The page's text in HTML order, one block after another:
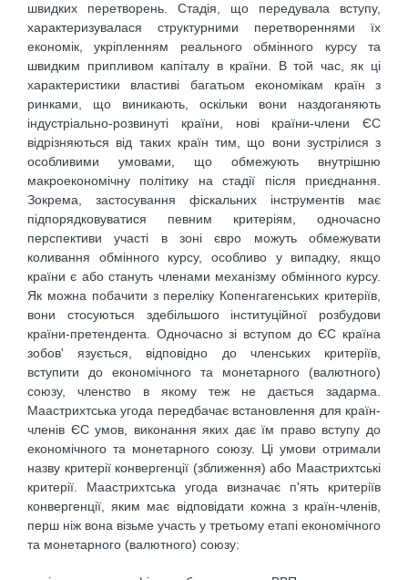
швидких перетворень. Стадія, що передувала вступу,
характеризувалася структурними перетвореннями їх
економік, укріпленням реального обмінного курсу та
швидким припливом капіталу в країни. В той час, як ці
характеристики властиві багатьом економікам країн з
ринками, що виникають, оскільки вони наздоганяють
індустріально-розвинуті країни, нові країни-члени ЄС
відрізняються від таких країн тим, що вони зустрілися з
особливими умовами, що обмежують внутрішню
макроекономічну політику на стадії після приєднання.
Зокрема, застосування фіскальних інструментів має
підпорядковуватися певним критеріям, одночасно
перспективи участі в зоні євро можуть обмежувати
коливання обмінного курсу, особливо у випадку, якщо
країни є або стануть членами механізму обмінного курсу.
Як можна побачити з переліку Копенгагенських критеріїв,
вони стосуються здебільшого інституційної розбудови
країни-претендента. Одночасно зі вступом до ЄС країна
зобов' язується, відповідно до членських критеріїв,
вступити до економічного та монетарного (валютного)
союзу, членство в якому теж не дається задарма.
Маастрихтська угода передбачає встановлення для країн-
членів ЄС умов, виконання яких дає їм право вступу до
економічного та монетарного союзу. Ці умови отримали
назву критерії конвергенції (зближення) або Маастрихтські
критерії. Маастрихтська угода визначає п'ять критеріїв
конвергенції, яким має відповідати кожна з країн-членів,
перш ніж вона візьме участь у третьому етапі економічного
та монетарного (валютного) союзу: